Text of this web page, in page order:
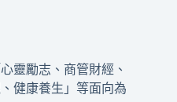
靈勵志、商管財經、
健康養生」等面向為